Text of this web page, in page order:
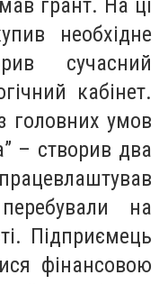
грант. На ці
необхідне
сучасний
кабінет.
головних умов
– створив два
на
Підприємець
фінансовою